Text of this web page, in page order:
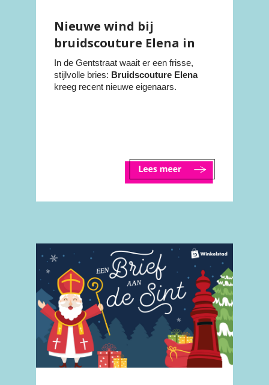
Nieuwe wind bij
bruidscouture Elena in
Deinze!
In de Gentstraat waait er een frisse,
stijlvolle bries: Bruidscouture Elena
kreeg recent nieuwe eigenaars.